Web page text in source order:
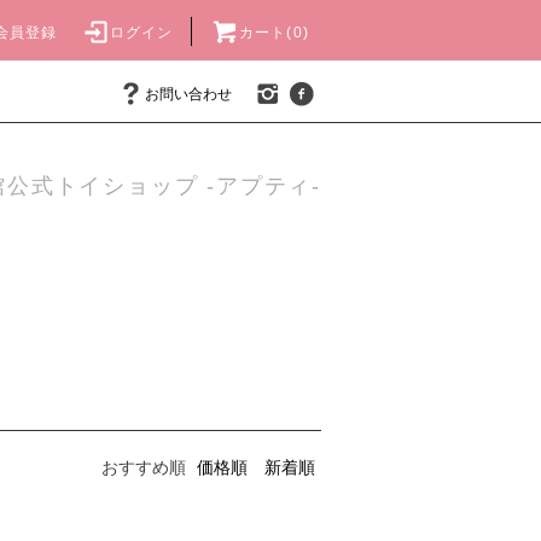
員登録 ログイン カート(0)
お問い合わせ
式トイショップ -アプティ-
おすすめ順 価格順 新着順